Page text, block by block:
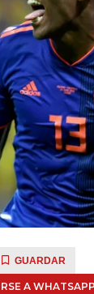
GUARDAR
A WHATSAPP